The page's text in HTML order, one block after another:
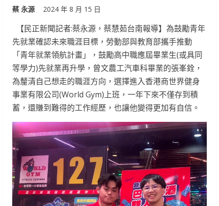
蔡 永源 2024 年 8 月 15 日
【民正新聞記者:蔡永源，蔡慧茹台南報導】為鼓勵青年
先就業確認未來職涯目標，勞動部與教育部攜手推動
「青年就業領航計畫」，鼓勵高中職應屆畢業生(或具同
等學力)先就業再升學，曾文農工汽車科畢業的張峯銓，
為釐清自己想走的職涯方向，選擇進入香港商世界健身
事業有限公司(World Gym)上班，一年下來不僅存到積
蓄，還賺到難得的工作經歷，也讓他變得更加有自信。